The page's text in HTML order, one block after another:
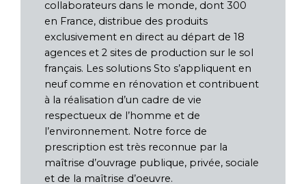
collaborateurs dans le monde, dont 300
en France, distribue des produits
exclusivement en direct au départ de 18
agences et 2 sites de production sur le sol
français. Les solutions Sto s’appliquent en
neuf comme en rénovation et contribuent
à la réalisation d’un cadre de vie
respectueux de l’homme et de
l’environnement. Notre force de
prescription est très reconnue par la
maîtrise d’ouvrage publique, privée, sociale
et de la maîtrise d’oeuvre.